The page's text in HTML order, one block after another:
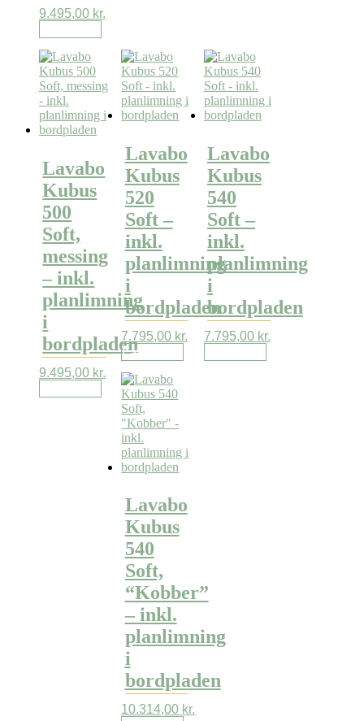
9.495,00 kr.
Lavabo
Kubus
500
Soft,
messing
– inkl.
planlimning
i
bordpladen
9.495,00 kr.
Lavabo
Kubus
520
Soft –
inkl.
planlimning
i
bordpladen
7.795,00 kr.
Læs mere
Lavabo
Kubus
540
Soft –
inkl.
planlimning
i
bordpladen
7.795,00 kr.
Lavabo
Kubus
540
Soft,
“Kobber”
– inkl.
planlimning
i
bordpladen
10.314,00 kr.